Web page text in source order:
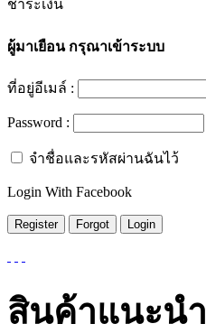
ชำระเงิน
ผู้มาเยือนกรุณาเข้าระบบ
ที่อยู่อีเมล์ :
Password :
จำชื่อและรหัสผ่านฉันไว้
Login With Facebook
สินค้าแนะนำ